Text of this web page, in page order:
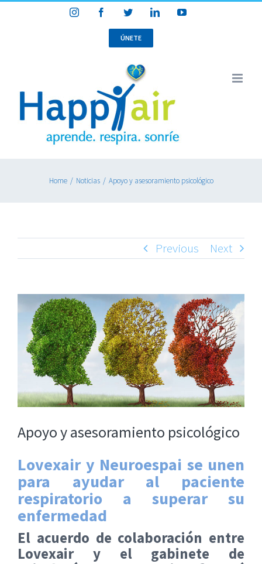
InstagramFacebookTwitterLinkedInYouTube
ÚNETE
Home / Noticias / Apoyo y asesoramiento psicológico
Previous Next
View
Larger
Image
Apoyo y asesoramiento psicológico
Lovexair y Neuroespai se unen
para ayudar al paciente
respiratorio a superar su
enfermedad
El acuerdo de colaboración entre
Lovexair y el gabinete de